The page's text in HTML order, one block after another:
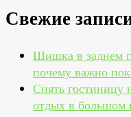
Свежие
Шишка в заднем
почему важно
Снять гостиницу
отдых в большом